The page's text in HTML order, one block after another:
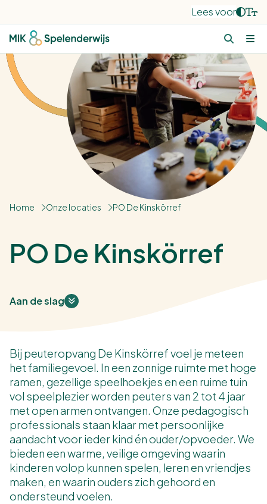
Lees voor
Home Onze locaties PO De Kinskörref
PO De Kinskörref
Aan de slag
Bij peuteropvang De Kinskörref voel je meteen
het familiegevoel. In een zonnige ruimte met hoge
ramen, gezellige speelhoekjes en een ruime tuin
vol speelplezier worden peuters van 2 tot 4 jaar
met open armen ontvangen. Onze pedagogisch
professionals staan klaar met persoonlijke
aandacht voor ieder kind én ouder/opvoeder. We
bieden een warme, veilige omgeving waarin
kinderen volop kunnen spelen, leren en vriendjes
maken, en waarin ouders zich gehoord en
ondersteund voelen.